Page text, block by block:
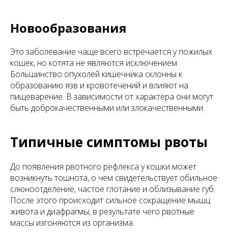
Новообразования
Это заболевание чаще всего встречается у пожилых
кошек, но котята не являются исключением.
Большинство опухолей кишечника склонны к
образованию язв и кровотечений и влияют на
пищеварение. В зависимости от характера они могут
быть доброкачественными или злокачественными.
Типичные симптомы рвоты
До появления рвотного рефлекса у кошки может
возникнуть тошнота, о чем свидетельствует обильное
слюноотделение, частое глотание и облизывание губ.
После этого происходит сильное сокращение мышц
живота и диафрагмы, в результате чего рвотные
массы изгоняются из организма.